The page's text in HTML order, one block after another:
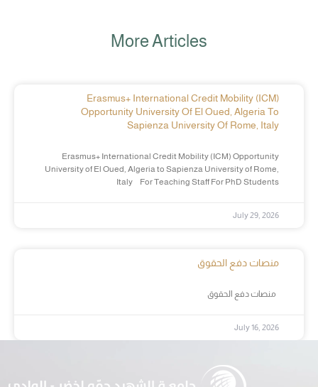
More Articles
Erasmus+ International Credit Mobility (ICM)
Opportunity University Of El Oued, Algeria To
Sapienza University Of Rome, Italy
Erasmus+ International Credit Mobility (ICM) Opportunity
University of El Oued, Algeria to Sapienza University of Rome,
Italy For Teaching Staff For PhD Students
July 29, 2026
منصات دفع الحقوق
July 16, 2026